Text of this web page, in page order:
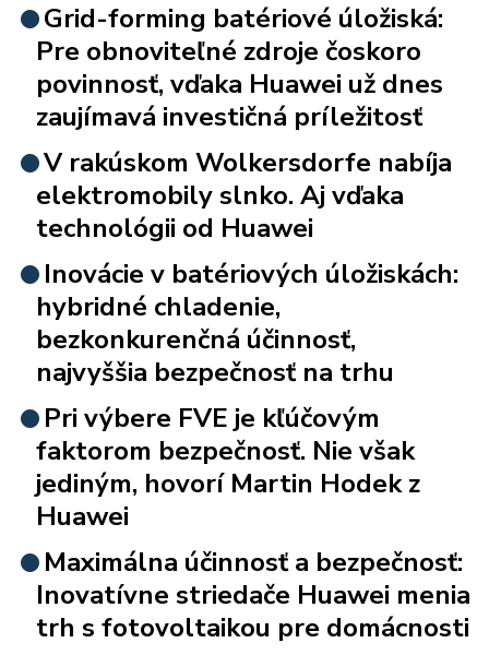
Grid-forming batériové úložiská:
Pre obnoviteľné zdroje čoskoro
povinnosť, vďaka Huawei už dnes
zaujímavá investičná príležitosť
V rakúskom Wolkersdorfe nabíja
elektromobily slnko. Aj vďaka
technológii od Huawei
Inovácie v batériových úložiskách:
hybridné chladenie,
bezkonkurenčná účinnosť,
najvyššia bezpečnosť na trhu
Pri výbere FVE je kľúčovým
faktorom bezpečnosť. Nie však
jediným, hovorí Martin Hodek z
Huawei
Maximálna účinnosť a bezpečnosť:
Inovatívne striedače Huawei menia
trh s fotovoltaikou pre domácnosti